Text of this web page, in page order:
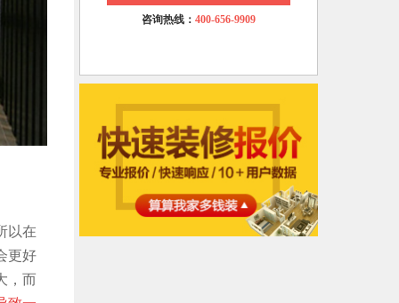
以在
更好
，而
咨询热线： 400-656-9909